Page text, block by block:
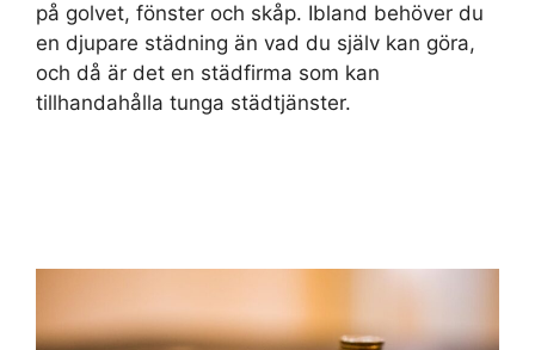
på golvet, fönster och skåp. Ibland behöver du
en djupare städning än vad du själv kan göra,
och då är det en städfirma som kan
tillhandahålla tunga städtjänster.